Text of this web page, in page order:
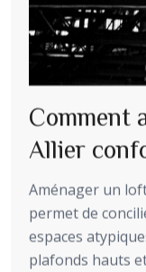
Comment
Allier
Aménager un
permet de
espaces
plafonds hauts